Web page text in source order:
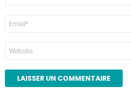
E-
mail
*
Site
web